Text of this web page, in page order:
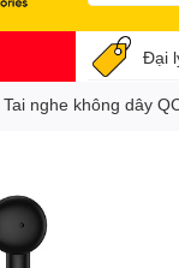
Đại
Tai nghe không dây